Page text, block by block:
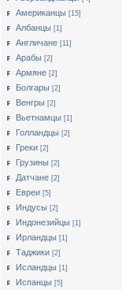
Американцы [15]
Албанцы [1]
Англичане [11]
Арабы [2]
Армяне [2]
Болгары [2]
Венгры [2]
Вьетнамцы [1]
Голландцы [2]
Греки [2]
Грузины [2]
Датчане [2]
Евреи [5]
Индусы [2]
Индонезийцы [1]
Ирландцы [1]
Таджики [2]
Исландцы [1]
Испанцы [5]